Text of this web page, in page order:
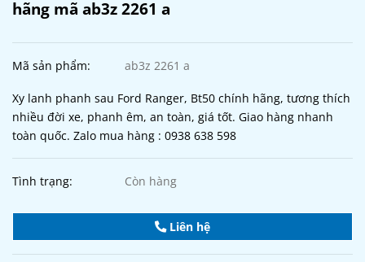
hãng mã ab3z 2261 a
Mã sản phẩm: ab3z 2261 a
Xy lanh phanh sau Ford Ranger, Bt50 chính hãng, tương thích
nhiều đời xe, phanh êm, an toàn, giá tốt. Giao hàng nhanh
toàn quốc. Zalo mua hàng : 0938 638 598
Tình trạng: Còn hàng
Liên hệ